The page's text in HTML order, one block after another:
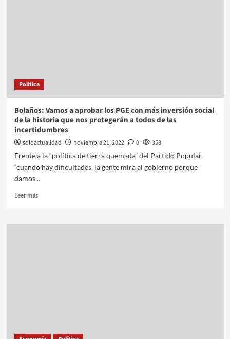
Política
Bolaños: Vamos a aprobar los PGE con más inversión social
de la historia que nos protegerán a todos de las
incertidumbres
soloactualidad noviembre 21, 2022 0
358
Frente a la “política de tierra quemada” del Partido Popular,
“cuando hay dificultades, la gente mira al gobierno porque
damos...
Leer más